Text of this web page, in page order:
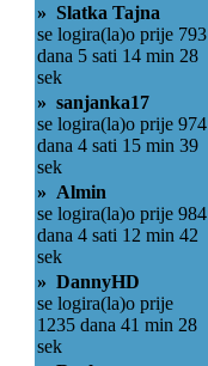
» Slatka Tajna
se logira(la)o prije 793
dana 5 sati 14 min 28
sek
» sanjanka17
se logira(la)o prije 974
dana 4 sati 15 min 39
sek
» Almin
se logira(la)o prije 984
dana 4 sati 12 min 42
sek
» DannyHD
se logira(la)o prije
1235 dana 41 min 28
sek